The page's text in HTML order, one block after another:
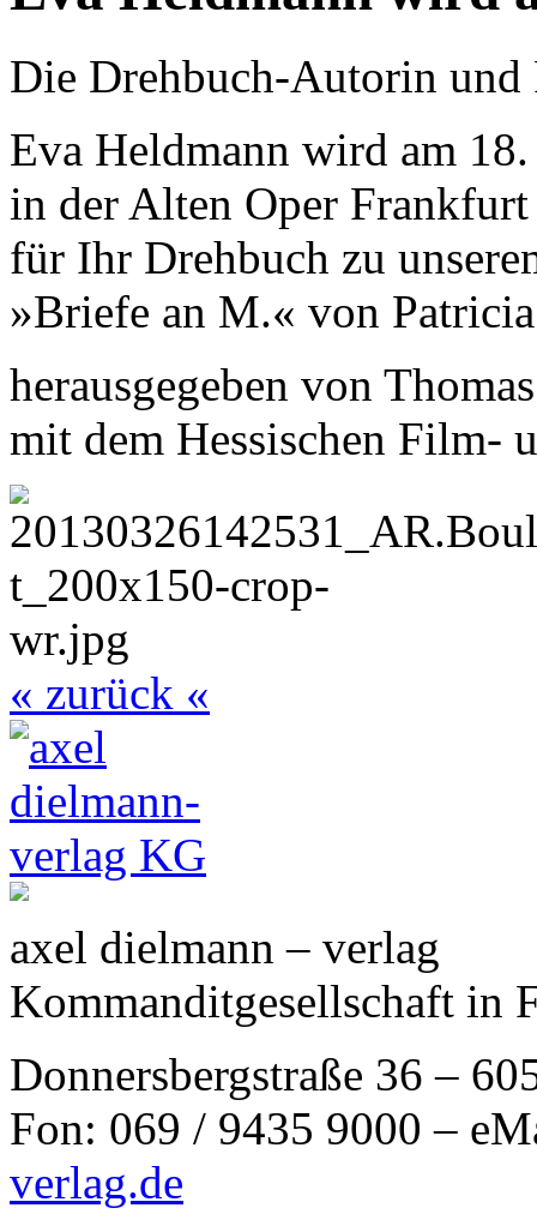
Die Drehbuch-Autorin und
Eva Heldmann wird am
in der Alten Oper Frankfurt
für Ihr Drehbuch zu
»Briefe an M.« von
herausgegeben von
mit dem Hessischen Film-
« zurück «
axel dielmann – verlag
Kommanditgesellschaft in
Donnersbergstraße 36 –
Fon: 069 / 9435 9000 –
verlag.de